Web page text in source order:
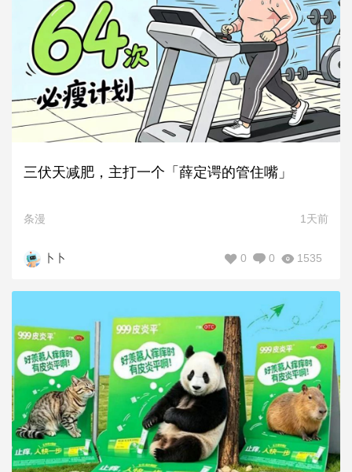
三伏天减肥，主打一个「薛定谔的管住嘴」
条漫 1天前
卜卜 1535
0
0